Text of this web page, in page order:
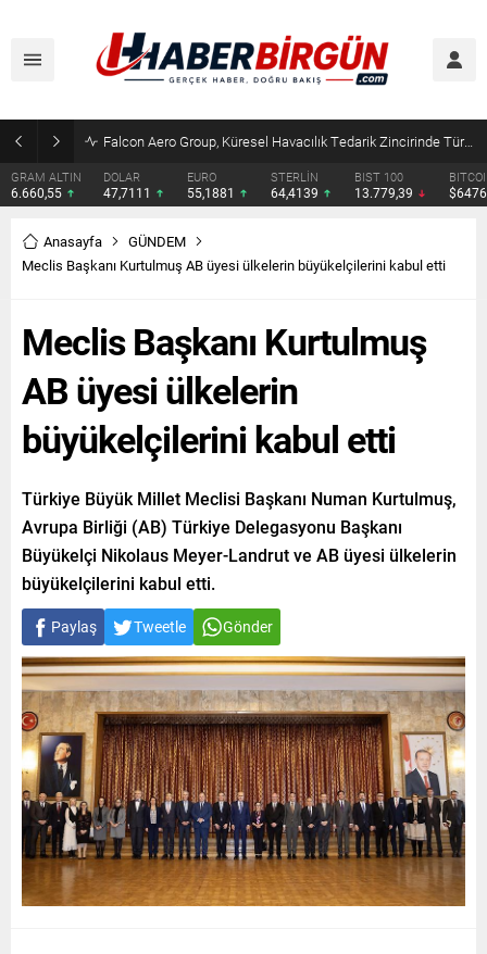
Çocuklara kesici alet satışına yasak ve ceza infazında yeni dönem
DOLAR
47,7111
EURO
55,1881
STERLİN
64,4139
BIST 100
13.779,39
BITCOIN
$64763
Anasayfa
GÜNDEM
Meclis Başkanı Kurtulmuş AB üyesi ülkelerin büyükelçilerini kabul etti
Meclis Başkanı Kurtulmuş
AB üyesi ülkelerin
büyükelçilerini kabul etti
Türkiye Büyük Millet Meclisi Başkanı Numan Kurtulmuş,
Avrupa Birliği (AB) Türkiye Delegasyonu Başkanı
Büyükelçi Nikolaus Meyer-Landrut ve AB üyesi ülkelerin
büyükelçilerini kabul etti.
Paylaş Tweetle Gönder